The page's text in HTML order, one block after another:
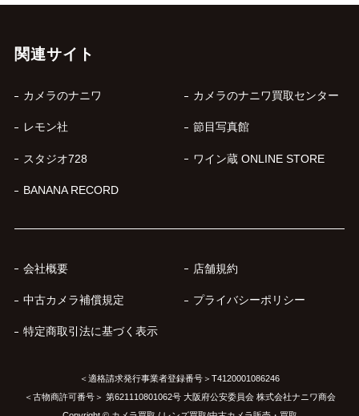
関連サイト
カメラのナニワ カメラのナニワ買取センター
レモン社 節目写真館
スタジオ728 ワイン蔵 ONLINE STORE
BANANA RECORD
会社概要 店舗規約
中古カメラ補償規定 プライバシーポリシー
特定商取引法に基づく表示
＜適格請求発行事業者登録番号＞T4120001086246
＜古物商許可番号＞ 第621110801062号 大阪府公安委員会 株式会社ナニワ商会